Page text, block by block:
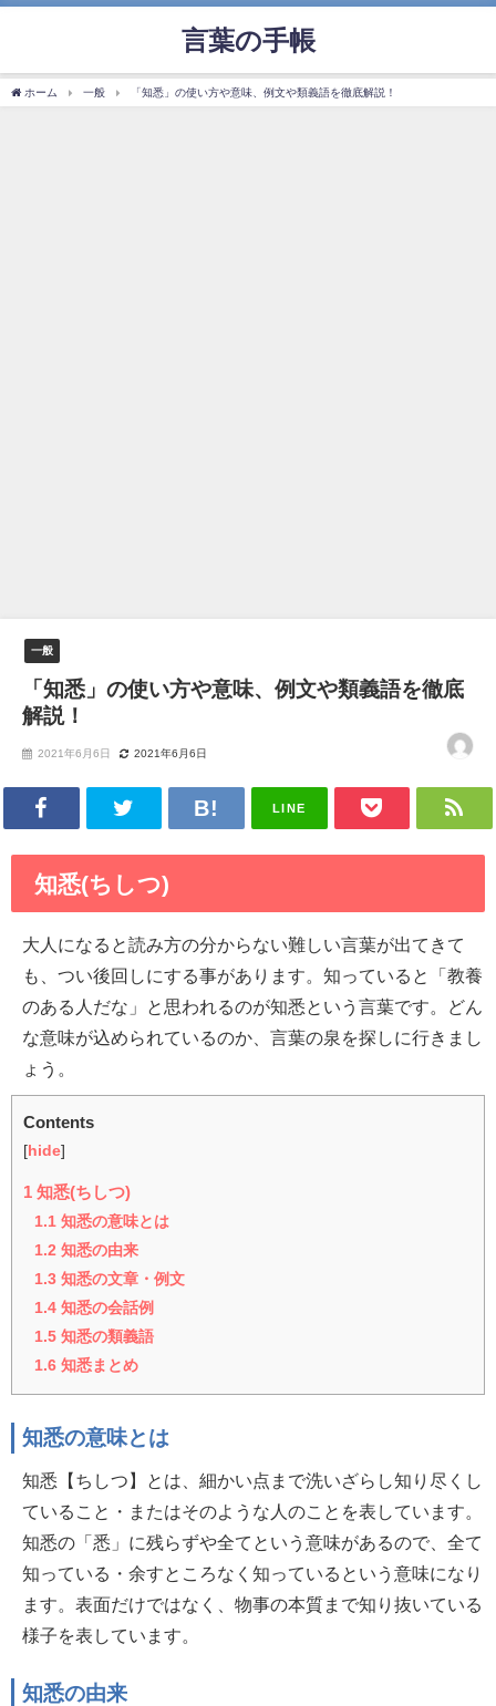
言葉の手帳
ホーム 一般 「知悉」の使い方や意味、例文や類義語を徹底解説！
一般
「知悉」の使い方や意味、例文や類義語を徹底
解説！
2021年6月6日 2021年6月6日
LINE
知悉(ちしつ)
大人になると読み方の分からない難しい言葉が出てきて
も、つい後回しにする事があります。知っていると「教養
のある人だな」と思われるのが知悉という言葉です。どん
な意味が込められているのか、言葉の泉を探しに行きまし
ょう。
Contents
[ hide]
1 知悉(ちしつ)
1.1 知悉の意味とは
1.2 知悉の由来
1.3 知悉の文章・例文
1.4 知悉の会話例
1.5 知悉の類義語
1.6 知悉まとめ
知悉の意味とは
知悉【ちしつ】とは、細かい点まで洗いざらし知り尽くし
ていること・またはそのような人のことを表しています。
知悉の「悉」に残らずや全てという意味があるので、全て
知っている・余すところなく知っているという意味になり
ます。表面だけではなく、物事の本質まで知り抜いている
様子を表しています。
知悉の由来